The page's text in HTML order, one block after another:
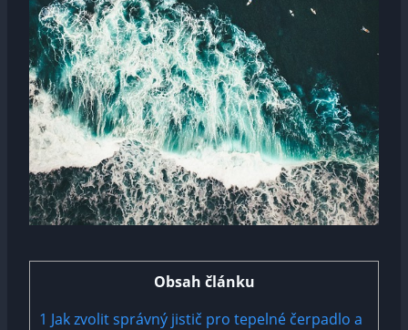
Obsah článku
1 Jak zvolit ⁤správný jistič pro tepelné čerpadlo a